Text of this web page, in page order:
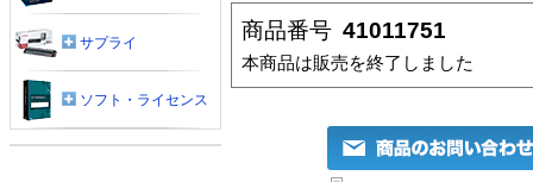
商品番号 41011751
本商品は販売を終了しました
サプライ
ソフト・ライセンス